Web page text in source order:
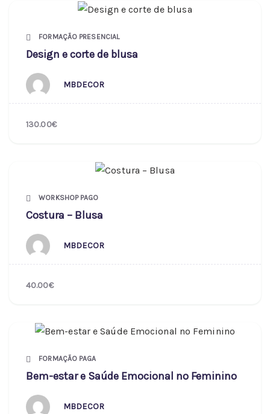
FORMAÇÃO PRESENCIAL
Design e corte de blusa
MBDECOR
130.00€
WORKSHOP PAGO
Costura – Blusa
MBDECOR
40.00€
FORMAÇÃO PAGA
Bem-estar e Saúde Emocional no Feminino
MBDECOR